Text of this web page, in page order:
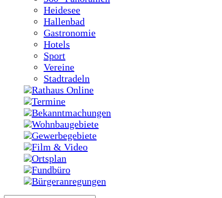
Heidesee
Hallenbad
Gastronomie
Hotels
Sport
Vereine
Stadtradeln
Rathaus Online
Termine
Bekanntmachungen
Wohnbaugebiete
Gewerbegebiete
Film & Video
Ortsplan
Fundbüro
Bürgeranregungen